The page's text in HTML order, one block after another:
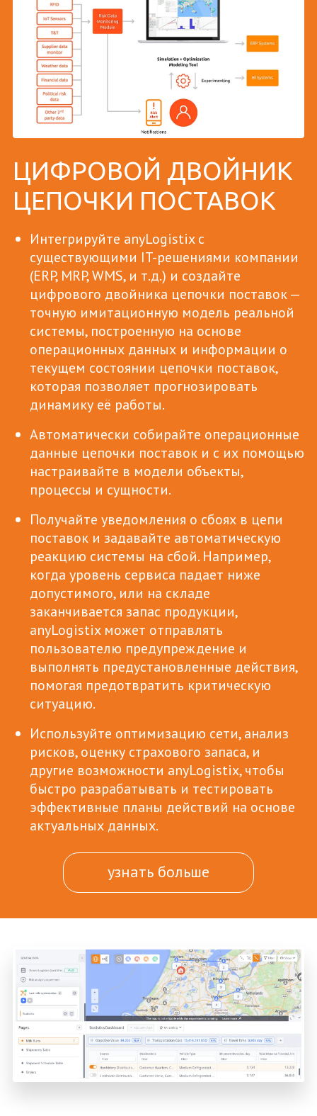
ЦИФРОВОЙ ДВОЙНИК
ЦЕПОЧКИ ПОСТАВОК
Интегрируйте anyLogistix с
существующими IT-решениями компании
(ERP, MRP, WMS, и т.д.) и создайте
цифрового двойника цепочки поставок —
точную имитационную модель реальной
системы, построенную на основе
операционных данных и информации о
текущем состоянии цепочки поставок,
которая позволяет прогнозировать
динамику её работы.
Автоматически собирайте операционные
данные цепочки поставок и с их помощью
настраивайте в модели объекты,
процессы и сущности.
Получайте уведомления о сбоях в цепи
поставок и задавайте автоматическую
реакцию системы на сбой. Например,
когда уровень сервиса падает ниже
допустимого, или на складе
заканчивается запас продукции,
anyLogistix может отправлять
пользователю предупреждение и
выполнять предустановленные действия,
помогая предотвратить критическую
ситуацию.
Используйте оптимизацию сети, анализ
рисков, оценку страхового запаса, и
другие возможности anyLogistix, чтобы
быстро разрабатывать и тестировать
эффективные планы действий на основе
актуальных данных.
узнать больше